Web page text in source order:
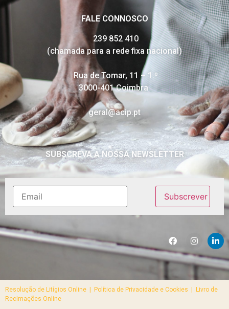
FALE CONNOSCO
239 852 410
(chamada para a rede fixa nacional)
Rua de Tomar, 11 – 1.º
3000-401 Coimbra
geral@acip.pt
SUBSCREVA A NOSSA NEWSLETTER
Resolução de Litígios Online |
Política de Privacidade e Cookies | Livro de
Reclmações Online